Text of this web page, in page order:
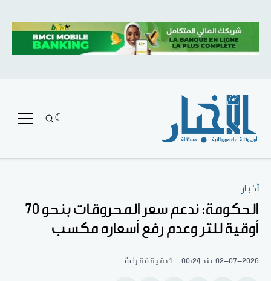
أخبار
الحكومة: ندعم سعر المحروقات بنحو 70
أوقية للتر وعدم رفع أسعاره مكسب
02-07-2026عند 00:24 1 دقيقة قراءة